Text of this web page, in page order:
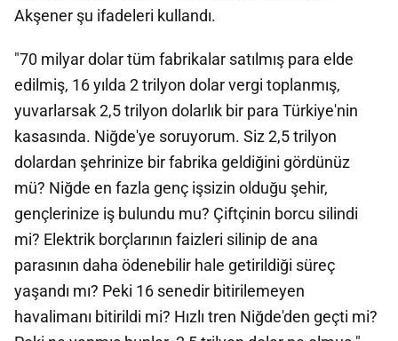
Akşener şu ifadeleri kullandı.
"70 milyar dolar tüm fabrikalar satılmış para elde
edilmiş, 16 yılda 2 trilyon dolar vergi toplanmış,
yuvarlarsak 2,5 trilyon dolarlık bir para Türkiye'nin
kasasında. Niğde'ye soruyorum. Siz 2,5 trilyon
dolardan şehrinize bir fabrika geldiğini gördünüz
mü? Niğde en fazla genç işsizin olduğu şehir,
gençlerinize iş bulundu mu? Çiftçinin borcu silindi
mi? Elektrik borçlarının faizleri silinip de ana
parasının daha ödenebilir hale getirildiği süreç
yaşandı mı? Peki 16 senedir bitirilemeyen
havalimanı bitirildi mi? Hızlı tren Niğde'den geçti mi?